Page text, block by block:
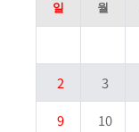
일 월
2
3
9
10